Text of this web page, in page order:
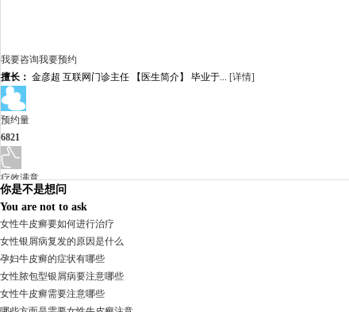
我要咨询我要预约
擅长： 金彦超 互联网门诊主任 【医生简介】 毕业于... [详情]
预约量
6821
疗效满意
98%
你是不是想问
You are not to ask
女性牛皮癣要如何进行治疗
女性银屑病复发的原因是什么
孕妇牛皮癣的症状有哪些
女性脓包型银屑病要注意哪些
女性牛皮癣需要注意哪些